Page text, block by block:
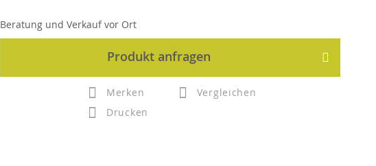
Beratung und Verkauf vor Ort
Produkt anfragen
Merken
Vergleichen
Drucken